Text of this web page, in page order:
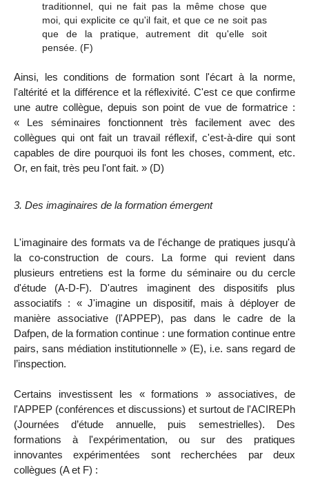
traditionnel, qui ne fait pas la même chose que
moi, qui explicite ce qu'il fait, et que ce ne soit pas
que de la pratique, autrement dit qu'elle soit
pensée. (F)
Ainsi, les conditions de formation sont l'écart à la norme,
l'altérité et la différence et la réflexivité. C'est ce que confirme
une autre collègue, depuis son point de vue de formatrice :
« Les séminaires fonctionnent très facilement avec des
collègues qui ont fait un travail réflexif, c'est-à-dire qui sont
capables de dire pourquoi ils font les choses, comment, etc.
Or, en fait, très peu l'ont fait. » (D)
3. Des imaginaires de la formation émergent
L'imaginaire des formats va de l'échange de pratiques jusqu'à
la co-construction de cours. La forme qui revient dans
plusieurs entretiens est la forme du séminaire ou du cercle
d'étude (A-D-F). D'autres imaginent des dispositifs plus
associatifs : «J'imagine un dispositif, mais à déployer de
manière associative (l'APPEP), pas dans le cadre de la
Dafpen, de la formation continue : une formation continue entre
pairs, sans médiation institutionnelle » (E), i.e. sans regard de
l’inspection.
Certains investissent les « formations » associatives, de
l'APPEP (conférences et discussions) et surtout de l'ACIREPh
(Journées d’étude annuelle, puis semestrielles). Des
formations à l'expérimentation, ou sur des pratiques
innovantes expérimentées sont recherchées par deux
collègues (A et F) :